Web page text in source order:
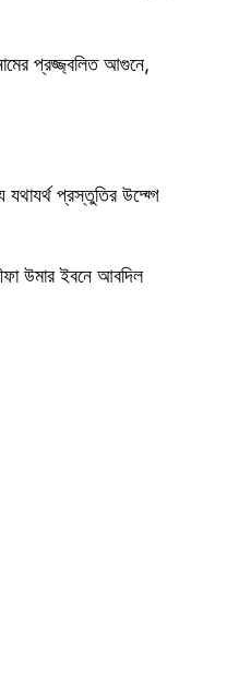
প্রজ্জ্বলিত আগুনে,
প্রস্তুতির উদ্য্গে
উমার ইবনে আবদিল